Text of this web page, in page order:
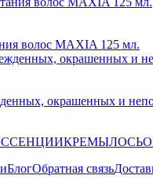
волос MAXIA 125 мл.
окрашенных и
КРЕМЫ
БлогОбратная связь